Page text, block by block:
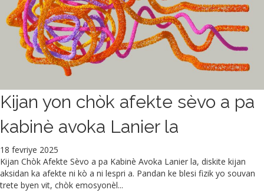
Kijan yon chòk afekte sèvo a pa
kabinè avoka Lanier la
18 fevriye 2025
Kijan Chòk Afekte Sèvo a pa Kabinè Avoka Lanier la, diskite kijan
aksidan ka afekte ni kò a ni lespri a. Pandan ke blesi fizik yo souvan
trete byen vit, chòk emosyonèl...